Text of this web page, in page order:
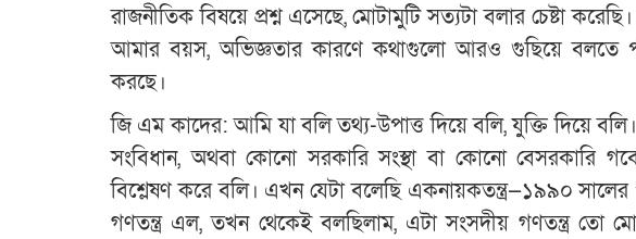
রাজনীতিক বিষয়ে প্রশ্ন এসেছে, মোটামুটি সত্যটা বলার চেষ্টা
আমার বয়স, অভিজ্ঞতার কারণে কথাগুলো আরও গুছিয়ে বলতে
করছে।
জি এম কাদের: আমি যা বলি তথ্য-উপাত্ত দিয়ে বলি, যুক্তি দিয়ে
সংবিধান, অথবা কোনো সরকারি সংস্থা বা কোনো বেসরকারি
বিশ্লেষণ করে বলি। এখন যেটা বলেছি একনায়কতন্ত্র—১৯৯০
গণতন্ত্র এল, তখন থেকেই বলছিলাম, এটা সংসদীয় গণতন্ত্র তো